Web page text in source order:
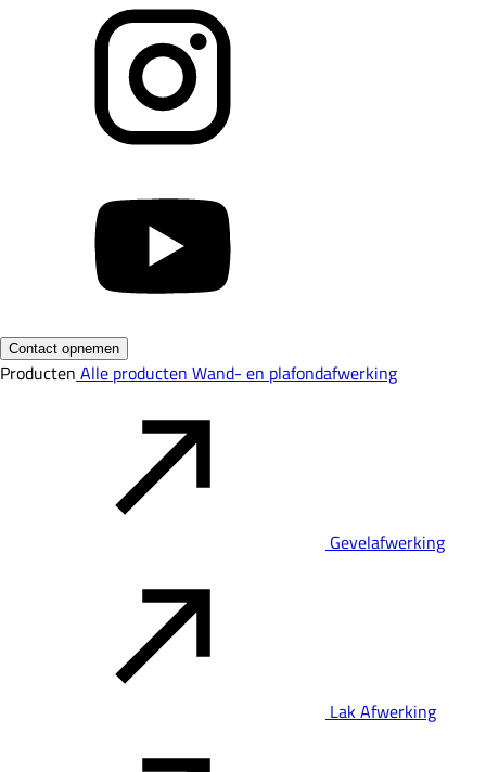
Contact opnemen
Producten Alle producten Wand- en plafondafwerking
Gevelafwerking
Lak Afwerking